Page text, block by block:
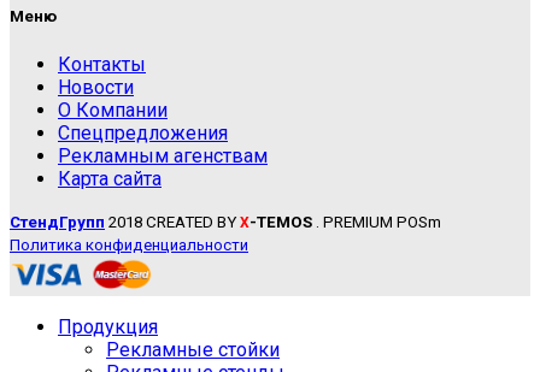
Меню
Контакты
Новости
О Компании
Спецпредложения
Рекламным агенствам
Карта сайта
СтендГрупп 2018 CREATED BY X-TEMOS . PREMIUM POSm
Политика конфиденциальности
Продукция
Рекламные стойки